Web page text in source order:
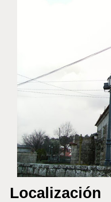
Localización